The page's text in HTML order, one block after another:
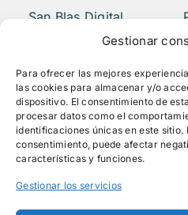
Gestionar
Para ofrecer las mejores
las cookies para almacenar y/o
dispositivo. El consentimiento de
procesar datos como el
identificaciones únicas en este sitio.
consentimiento, puede afectar
características y funciones.
Gestionar los servicios
San Blas Digital
Quiénes somos
Actividades
Blog
Mediateca
Contacto